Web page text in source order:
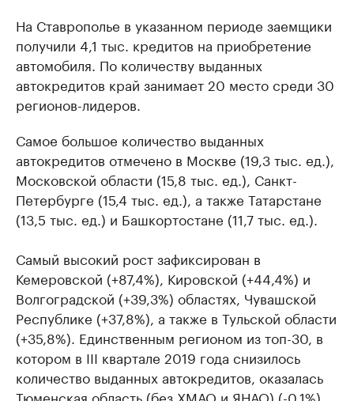
На Ставрополье в указанном периоде заемщики
получили 4,1 тыс. кредитов на приобретение
автомобиля. По количеству выданных
автокредитов край занимает 20 место среди 30
регионов-лидеров.
Самое большое количество выданных
автокредитов отмечено в Москве (19,3 тыс. ед.),
Московской области (15,8 тыс. ед.), Санкт-
Петербурге (15,4 тыс. ед.), а также Татарстане
(13,5 тыс. ед.) и Башкортостане (11,7 тыс. ед.).
Самый высокий рост зафиксирован в
Кемеровской (+87,4%), Кировской (+44,4%) и
Волгоградской (+39,3%) областях, Чувашской
Республике (+37,8%), а также в Тульской области
(+35,8%). Единственным регионом из топ-30, в
котором в III квартале 2019 года снизилось
количество выданных автокредитов, оказалась
Тюменская область (без ХМАО и ЯНАО) (-0,1%).